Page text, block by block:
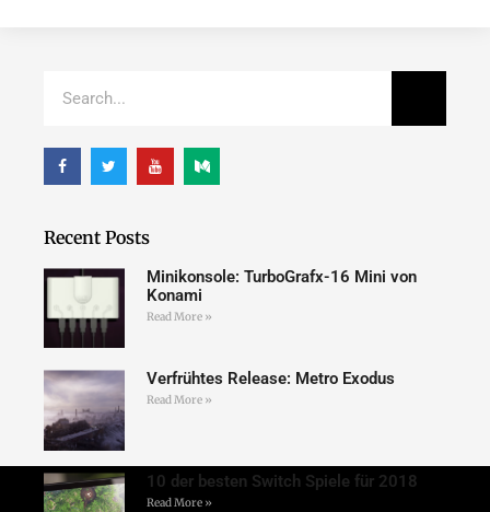
Recent Posts
Minikonsole: TurboGrafx-16 Mini von
Konami
Read More »
Verfrühtes Release: Metro Exodus
Read More »
10 der besten Switch Spiele für 2018
Read More »